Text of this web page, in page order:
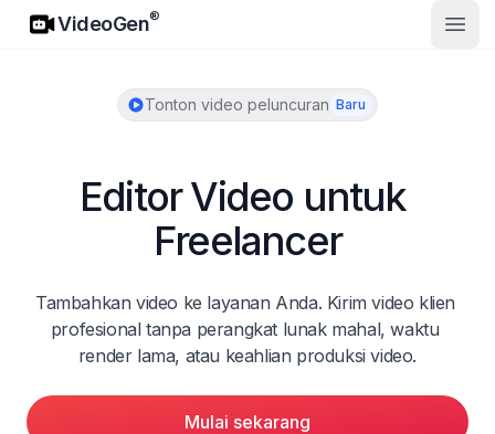
VideoGen
VideoGen®
Buka
Tonton video peluncuran Baru
Editor Video untuk
Freelancer
Tambahkan video ke layanan Anda. Kirim video klien
profesional tanpa perangkat lunak mahal, waktu
render lama, atau keahlian produksi video.
Mulai sekarang